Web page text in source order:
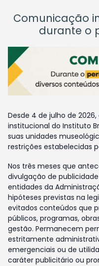
Comunicação
durante o
Desde 4 de julho de
institucional do Instituto
suas unidades
restrições estabelecidas
Nos três meses que
divulgação de
entidades da
hipóteses previstas na
evitados conteúdos que
públicos, programas,
gestão. Permanecem
estritamente
emergenciais ou de
caráter publicitário ou